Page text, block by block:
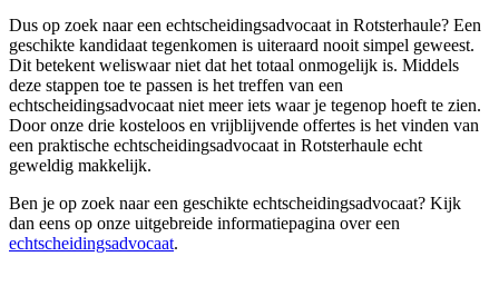
Dus op zoek naar een echtscheidingsadvocaat in Rotsterhaule? Een
geschikte kandidaat tegenkomen is uiteraard nooit simpel geweest.
Dit betekent weliswaar niet dat het totaal onmogelijk is. Middels
deze stappen toe te passen is het treffen van een
echtscheidingsadvocaat niet meer iets waar je tegenop hoeft te zien.
Door onze drie kosteloos en vrijblijvende offertes is het vinden van
een praktische echtscheidingsadvocaat in Rotsterhaule echt
geweldig makkelijk.
Ben je op zoek naar een geschikte echtscheidingsadvocaat? Kijk
dan eens op onze uitgebreide informatiepagina over een
echtscheidingsadvocaat.